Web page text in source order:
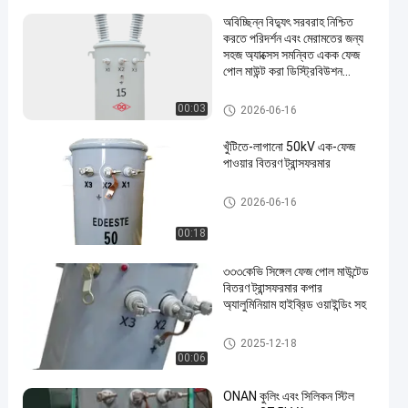
00:03
অবিচ্ছিন্ন বিদ্যুৎ সরবরাহ নিশ্চিত
করতে পরিদর্শন এবং মেরামতের জন্য
সহজ অ্যাক্সেস সমন্বিত একক ফেজ
পোল মাউন্ট করা ডিস্ট্রিবিউশন
একক পল মাউন্ট বিতরণ ট্রান্সফরমার
2026-06-16
00:18
খুঁটিতে-লাগানো 50kV এক-ফেজ
পাওয়ার বিতরণ ট্রান্সফরমার
একক পল মাউন্ট বিতরণ ট্রান্সফরমার
2026-06-16
00:06
৩৩৩কেভি সিঙ্গেল ফেজ পোল মাউন্টেড
বিতরণ ট্রান্সফরমার কপার
অ্যালুমিনিয়াম হাইব্রিড ওয়াইন্ডিং সহ
একক পল মাউন্ট বিতরণ ট্রান্সফরমার
2025-12-18
ONAN কুলিং এবং সিলিকন স্টিল